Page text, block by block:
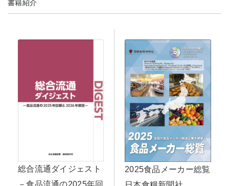
書籍紹介
総合流通ダイジェスト
－食品流通の2025年回
2025食品メーカー総覧